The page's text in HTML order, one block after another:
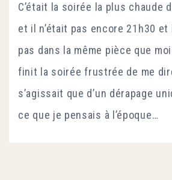
C’était la soirée la plus chaude
et il n’était pas encore 21h30 et
pas dans la même pièce que moi
finit la soirée frustrée de me
s’agissait que d’un dérapage
ce que je pensais à l’époque…